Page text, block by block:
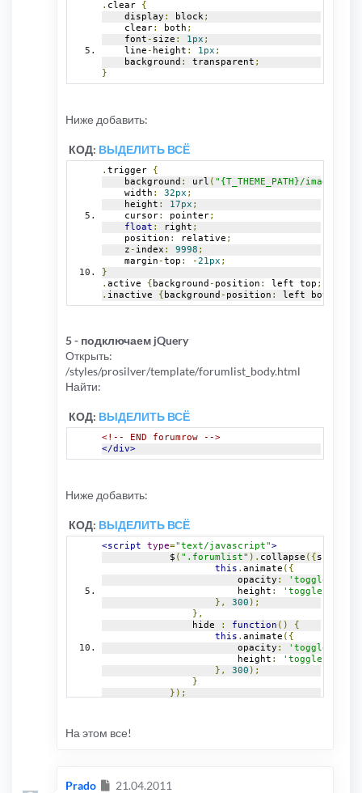
. clear {
    display
: block;
    clear
: both ;
    font
- size : 1px ;
    line
- height : 1px ;
    background
: transparent ;
}
Ниже добавить:
КОД: ВЫДЕЛИТЬ ВСЁ
. trigger {
    background
: url ( "{T_THEME_PATH}/images/
    width
: 32px ;
    height
: 17px ;
    cursor
: pointer;
float : right ;
    position
: relative ;
    z
- index : 9998 ;
    margin
-top : -21px ;
}
. active { background - position : left top ;}
. inactive { background - position : left bottom
5 - подключаем jQuery
Открыть:
/styles/prosilver/template/forumlist_body.html
Найти:
КОД: ВЫДЕЛИТЬ ВСЁ
<!-- END forumrow -->
</div>
Ниже добавить:
КОД: ВЫДЕЛИТЬ ВСЁ
<script type="text/javascript">
            $
( ".forumlist" ). collapse ({ show
this . animate ({
                        opacity
: 'toggle'
                        height
:
'toggle'
},
300 );
},
                hide
: function ()
{
this . animate ({
                        opacity
: 'toggle'
                        height
:
'toggle'
},
300 );
}
});
На этом все!
Prado Сообщение
21.04.2011